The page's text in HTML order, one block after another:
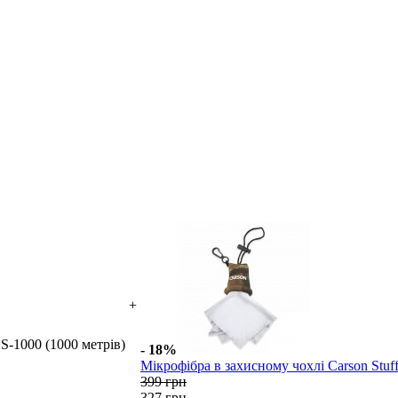
1000 (1000 метрів)
+
- 18%
Мікрофібра в захисному чохлі Carson
399 грн